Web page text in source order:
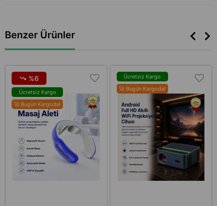
Benzer Ürünler
%6
Ücretsiz Kargo
🚀 Bugün Kargoda!
Ücretsiz Kargo
🚀 Bugün Kargoda!